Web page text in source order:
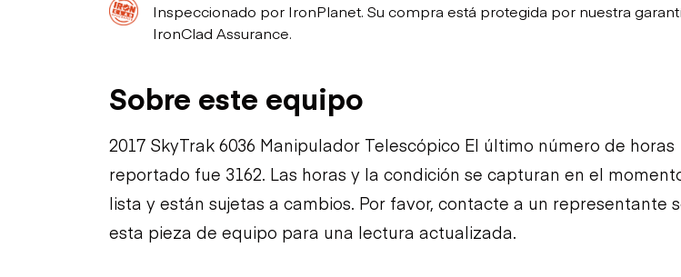
Inspeccionado por IronPlanet. Su compra está protegida por nuestra
IronClad Assurance.
Sobre este equipo
2017 SkyTrak 6036 Manipulador Telescópico El último número de horas
reportado fue 3162. Las horas y la condición se capturan en el
lista y están sujetas a cambios. Por favor, contacte a un representante
esta pieza de equipo para una lectura actualizada.